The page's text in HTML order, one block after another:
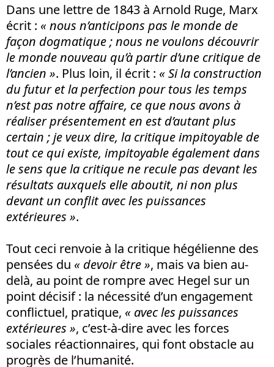
Dans une lettre de 1843 à Arnold Ruge, Marx
écrit : « nous n’anticipons pas le monde de
façon dogmatique ; nous ne voulons découvrir
le monde nouveau qu’à partir d’une critique de
l’ancien ». Plus loin, il écrit : « Si la construction
du futur et la perfection pour tous les temps
n’est pas notre affaire, ce que nous avons à
réaliser présentement en est d’autant plus
certain ; je veux dire, la critique impitoyable de
tout ce qui existe, impitoyable également dans
le sens que la critique ne recule pas devant les
résultats auxquels elle aboutit, ni non plus
devant un conflit avec les puissances
extérieures ».
Tout ceci renvoie à la critique hégélienne des
pensées du « devoir être », mais va bien au-
delà, au point de rompre avec Hegel sur un
point décisif : la nécessité d’un engagement
conflictuel, pratique, « avec les puissances
extérieures », c’est-à-dire avec les forces
sociales réactionnaires, qui font obstacle au
progrès de l’humanité.